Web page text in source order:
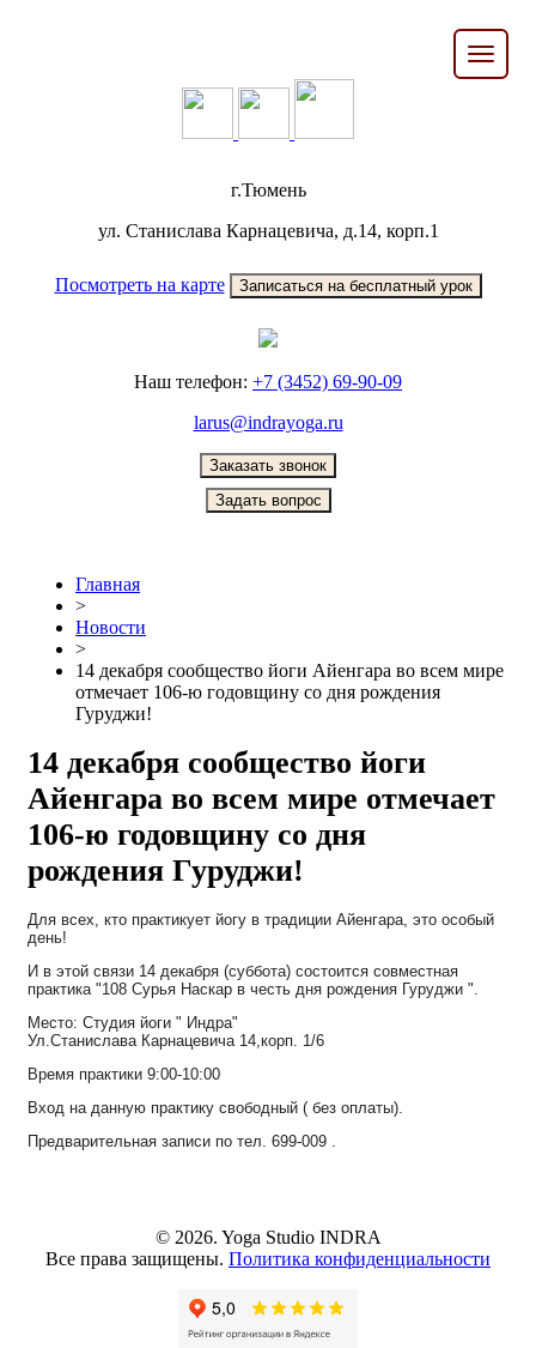
г.Тюмень
ул. Станислава Карнацевича, д.14, корп.1
Посмотреть на карте
Наш телефон: +7 (3452) 69-90-09
larus@indrayoga.ru
Главная
>
Новости
>
14 декабря сообщество йоги Айенгара во всем мире
отмечает 106-ю годовщину со дня рождения
Гуруджи!
14 декабря сообщество йоги
Айенгара во всем мире отмечает
106-ю годовщину со дня
рождения Гуруджи!
Для всех, кто практикует йогу в традиции Айенгара, это особый
день!
И в этой связи 14 декабря (суббота) состоится совместная
практика "108 Сурья Наскар в честь дня рождения Гуруджи ".
Место: Студия йоги " Индра"
Ул.Станислава Карнацевича 14,корп. 1/6
Время практики 9:00-10:00
Вход на данную практику свободный ( без оплаты).
Предварительная записи по тел. 699-009 .
© 2026. Yoga Studio INDRA
Все права защищены. Политика конфиденциальности